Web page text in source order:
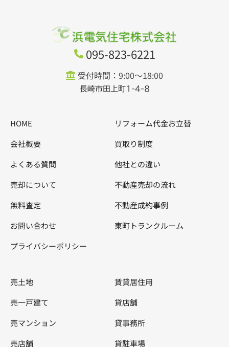
095-823-6221
受付時間：9:00～18:00
長崎市田上町1-4-8
HOME
会社概要
よくある質問
売却について
無料査定
お問い合わせ
プライバシーポリシー
リフォーム代金お立替
買取り制度
他社との違い
不動産売却の流れ
不動産成約事例
東町トランクルーム
売土地
売一戸建て
売マンション
売店舗
賃貸居住用
貸店舗
貸事務所
貸駐車場